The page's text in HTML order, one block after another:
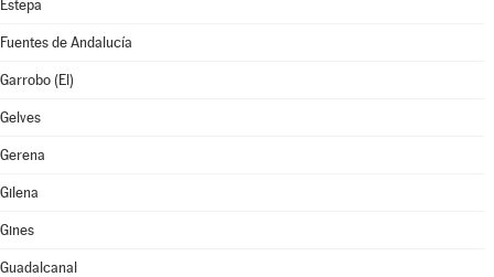
Estepa
Fuentes de Andalucía
Garrobo (El)
Gelves
Gerena
Gilena
Gines
Guadalcanal